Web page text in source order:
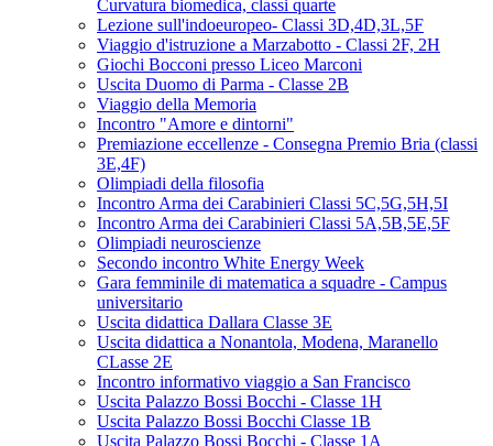
Curvatura biomedica, classi quarte
Lezione sull'indoeuropeo- Classi 3D,4D,3L,5F
Viaggio d'istruzione a Marzabotto - Classi 2F, 2H
Giochi Bocconi presso Liceo Marconi
Uscita Duomo di Parma - Classe 2B
Viaggio della Memoria
Incontro "Amore e dintorni"
Premiazione eccellenze - Consegna Premio Bria (classi
3E,4F)
Olimpiadi della filosofia
Incontro Arma dei Carabinieri Classi 5C,5G,5H,5I
Incontro Arma dei Carabinieri Classi 5A,5B,5E,5F
Olimpiadi neuroscienze
Secondo incontro White Energy Week
Gara femminile di matematica a squadre - Campus
universitario
Uscita didattica Dallara Classe 3E
Uscita didattica a Nonantola, Modena, Maranello
CLasse 2E
Incontro informativo viaggio a San Francisco
Uscita Palazzo Bossi Bocchi - Classe 1H
Uscita Palazzo Bossi Bocchi Classe 1B
Uscita Palazzo Bossi Bocchi - Classe 1A